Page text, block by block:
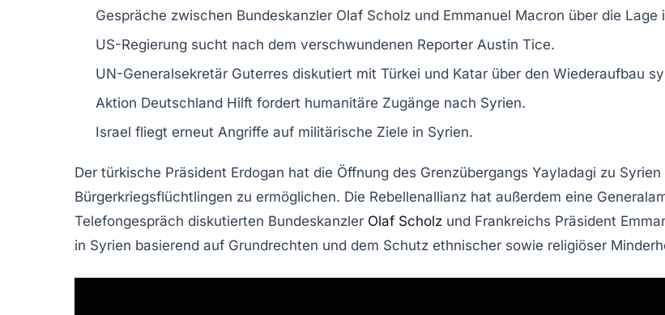
Gespräche zwischen Bundeskanzler Olaf Scholz und Emmanuel Macron über die Lage
US-Regierung sucht nach dem verschwundenen Reporter Austin Tice.
UN-Generalsekretär Guterres diskutiert mit Türkei und Katar über den Wiederaufbau
Aktion Deutschland Hilft fordert humanitäre Zugänge nach Syrien.
Israel fliegt erneut Angriffe auf militärische Ziele in Syrien.
Der türkische Präsident Erdogan hat die Öffnung des Grenzübergangs Yayladagi zu
Bürgerkriegsflüchtlingen zu ermöglichen. Die Rebellenallianz hat außerdem eine
Telefongespräch diskutierten Bundeskanzler Olaf Scholz und Frankreichs Präsident
in Syrien basierend auf Grundrechten und dem Schutz ethnischer sowie religiöser